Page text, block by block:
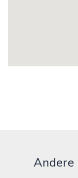
Andere